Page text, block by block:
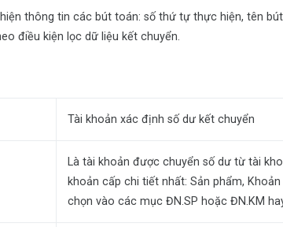
thông tin các bút toán: số thứ tự thực hiện, tên
điều kiện lọc dữ liệu kết chuyển.
Tài khoản xác định số dư kết chuyển
Là tài khoản được chuyển số dư từ tài
khoản cấp chi tiết nhất: Sản phẩm,
chọn vào các mục ĐN.SP hoặc ĐN.KM